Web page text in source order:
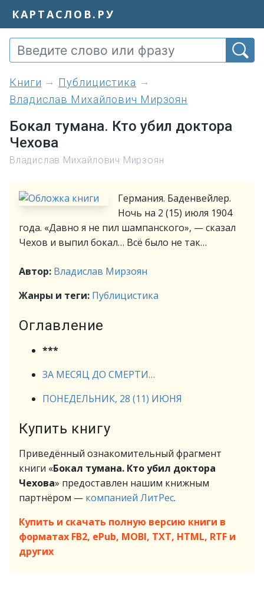
КАРТАСЛОВ.РУ
книги
Публицистика
Владислав Михайлович Мирзоян
Бокал тумана. Кто убил доктора
Чехова
Владислав Михайлович Мирзоян
Германия. Баденвейлер.
Ночь на 2 (15) июля 1904
года. «Давно я не пил шампанского», — сказал
Чехов и выпил бокал… Всё было не так…
Автор: Владислав Мирзоян
Жанры и теги: Публицистика
Оглавление
***
ЗА МЕСЯЦ ДО СМЕРТИ…
ПОНЕДЕЛЬНИК, 28 (11) ИЮНЯ
Купить книгу
Приведённый ознакомительный фрагмент
книги «Бокал тумана. Кто убил доктора
Чехова» предоставлен нашим книжным
партнёром — компанией ЛитРес.
Купить и скачать полную версию книги в
форматах FB2, ePub, MOBI, TXT, HTML, RTF и
других